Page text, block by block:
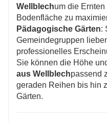
Wellblechum die
Bodenfläche zu
Pädagogische Gärten:
Gemeindegruppen
professionelles
Sie können die Höhe
aus Wellblechpassend
geraden Reihen bis hin
Gärten.